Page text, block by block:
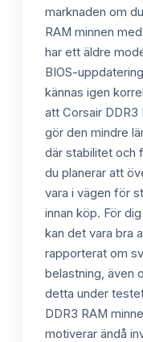
marknaden om
RAM minnen
har ett äldre
BIOS-
kännas igen
att Corsair
gör den mindre
där stabilitet och
du planerar att
vara i vägen för
innan köp. För
kan det vara bra
rapporterat om
belastning, även
detta under
DDR3 RAM
motiverar ändå